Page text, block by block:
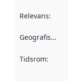
Relevans:
Geografisk område
Tidsrom: